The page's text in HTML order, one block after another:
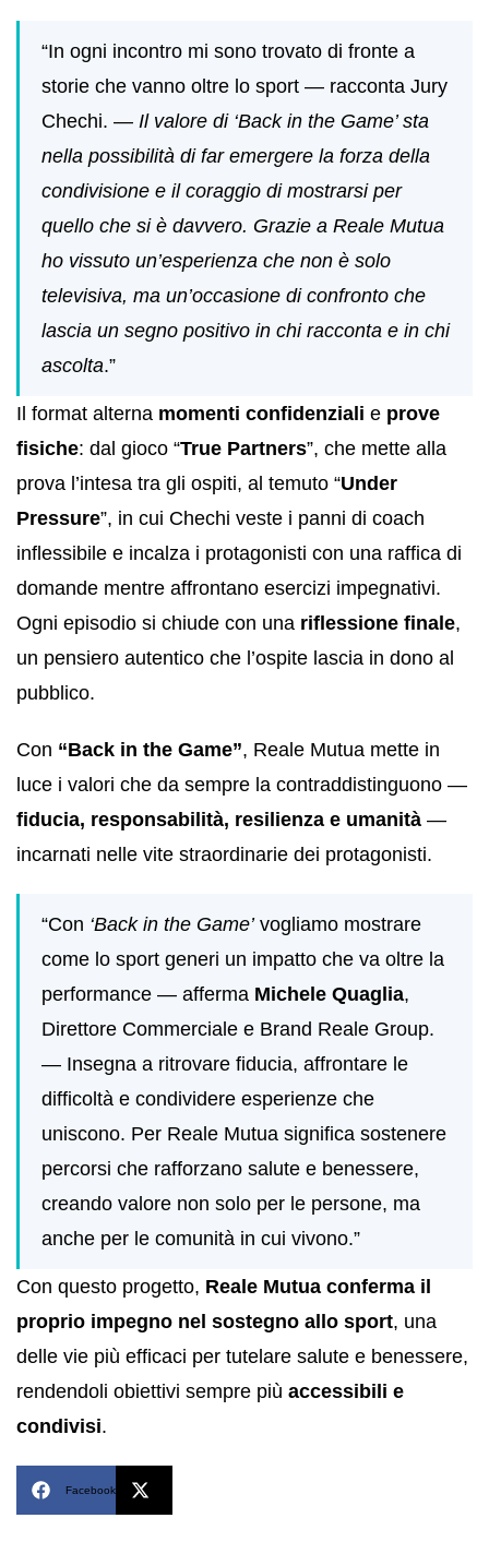
“In ogni incontro mi sono trovato di fronte a
storie che vanno oltre lo sport — racconta Jury
Chechi. — Il valore di ‘Back in the Game’ sta
nella possibilità di far emergere la forza della
condivisione e il coraggio di mostrarsi per
quello che si è davvero. Grazie a Reale Mutua
ho vissuto un’esperienza che non è solo
televisiva, ma un’occasione di confronto che
lascia un segno positivo in chi racconta e in chi
ascolta.”
Il format alterna momenti confidenziali e prove
fisiche: dal gioco “True Partners”, che mette alla
prova l’intesa tra gli ospiti, al temuto “Under
Pressure”, in cui Chechi veste i panni di coach
inflessibile e incalza i protagonisti con una raffica di
domande mentre affrontano esercizi impegnativi.
Ogni episodio si chiude con una riflessione finale,
un pensiero autentico che l’ospite lascia in dono al
pubblico.
Con “Back in the Game”, Reale Mutua mette in
luce i valori che da sempre la contraddistinguono —
fiducia, responsabilità, resilienza e umanità —
incarnati nelle vite straordinarie dei protagonisti.
“Con ‘Back in the Game’vogliamo mostrare
come lo sport generi un impatto che va oltre la
performance — afferma Michele Quaglia,
Direttore Commerciale e Brand Reale Group.
— Insegna a ritrovare fiducia, affrontare le
difficoltà e condividere esperienze che
uniscono. Per Reale Mutua significa sostenere
percorsi che rafforzano salute e benessere,
creando valore non solo per le persone, ma
anche per le comunità in cui vivono.”
Con questo progetto, Reale Mutua conferma il
proprio impegno nel sostegno allo sport, una
delle vie più efficaci per tutelare salute e benessere,
rendendoli obiettivi sempre più accessibili e
condivisi.
Facebook